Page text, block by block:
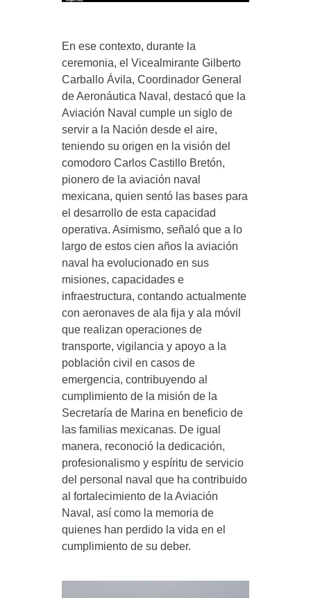
En ese contexto, durante la
ceremonia, el Vicealmirante Gilberto
Carballo Ávila, Coordinador General
de Aeronáutica Naval, destacó que la
Aviación Naval cumple un siglo de
servir a la Nación desde el aire,
teniendo su origen en la visión del
comodoro Carlos Castillo Bretón,
pionero de la aviación naval
mexicana, quien sentó las bases para
el desarrollo de esta capacidad
operativa. Asimismo, señaló que a lo
largo de estos cien años la aviación
naval ha evolucionado en sus
misiones, capacidades e
infraestructura, contando actualmente
con aeronaves de ala fija y ala móvil
que realizan operaciones de
transporte, vigilancia y apoyo a la
población civil en casos de
emergencia, contribuyendo al
cumplimiento de la misión de la
Secretaría de Marina en beneficio de
las familias mexicanas. De igual
manera, reconoció la dedicación,
profesionalismo y espíritu de servicio
del personal naval que ha contribuido
al fortalecimiento de la Aviación
Naval, así como la memoria de
quienes han perdido la vida en el
cumplimiento de su deber.